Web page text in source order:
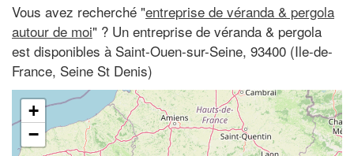
Vous avez recherché "entreprise de véranda & pergola
autour de moi" ? Un entreprise de véranda & pergola
est disponibles à Saint-Ouen-sur-Seine, 93400 (Ile-de-
France, Seine St Denis)
+
−